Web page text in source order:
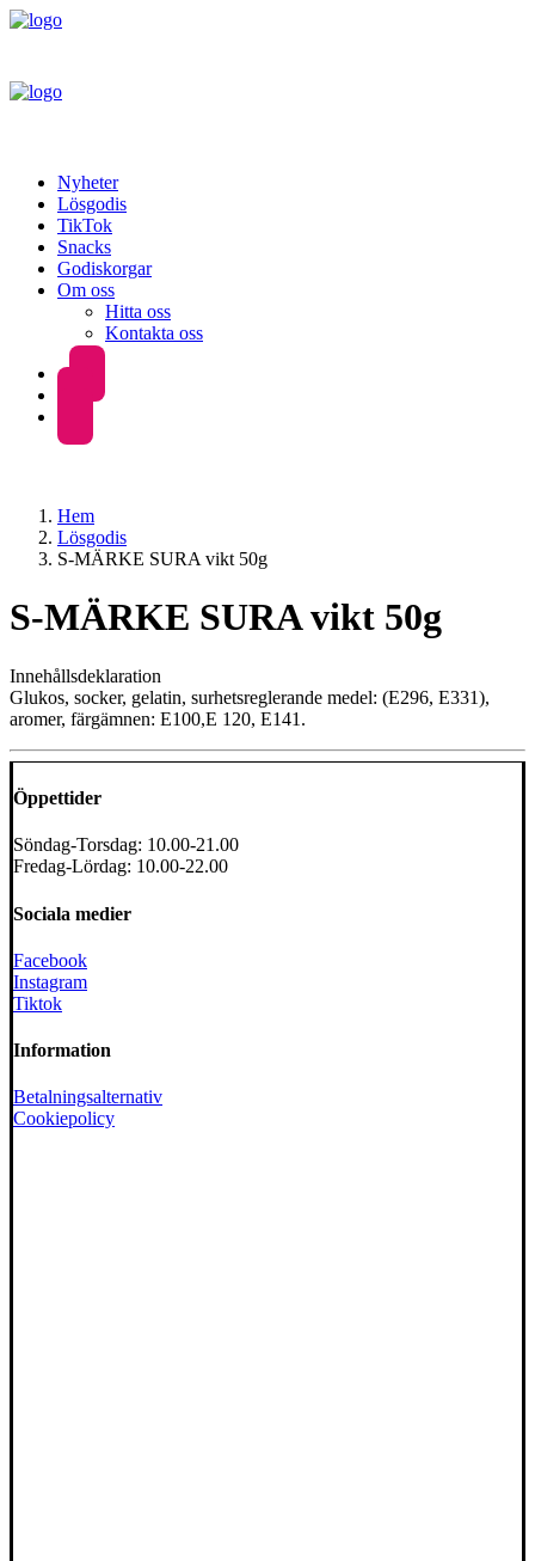
Nyheter
Lösgodis
TikTok
Snacks
Godiskorgar
Om oss
Hitta oss
Kontakta oss
Hem
Lösgodis
S-MÄRKE SURA vikt 50g
S-MÄRKE SURA vikt 50g
Innehållsdeklaration
Glukos, socker, gelatin, surhetsreglerande medel: (E296, E331),
aromer, färgämnen: E100,E 120, E141.
Öppettider
Söndag-Torsdag: 10.00-21.00
Fredag-Lördag: 10.00-22.00
Sociala medier
Facebook
Instagram
Tiktok
Information
Betalningsalternativ
Cookiepolicy